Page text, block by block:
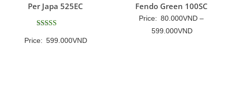
Per Japa 525EC
hạng
Price: 599.000VND
Fendo Green 100SC
Price: 80.000VND –
599.000VNDKhoảng